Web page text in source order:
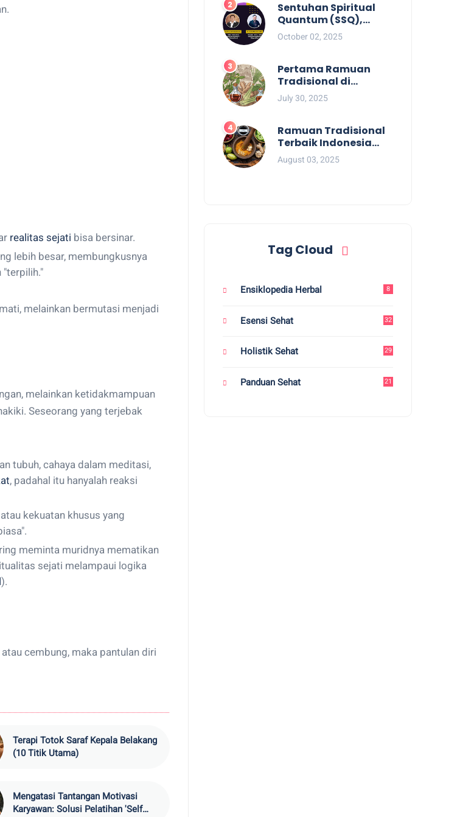
realitas sejati bisa bersinar.
lebih besar, membungkusnya
"terpilih."
melainkan bermutasi menjadi
melainkan ketidakmampuan
Seseorang yang terjebak
tubuh, cahaya dalam meditasi,
, padahal itu hanyalah reaksi
kekuatan khusus yang
meminta muridnya mematikan
sejati melampaui logika
).
cembung, maka pantulan diri
Terapi Totok Saraf Kepala Belakang
(10 Titik Utama)
Mengatasi Tantangan Motivasi
Karyawan: Solusi Pelatihan 'Self
Sentuhan Spiritual
Quantum (SSQ),
Revolusi Pengobatan
Tanpa Obat
October 02, 2025
Pertama Ramuan
Tradisional di
Indonesia: Jejak
Leluhur dalam
July 30, 2025
Ramuan Tradisional
Terbaik Indonesia
untuk Kolesterol:
Solusi Alami Warisan
August 03, 2025
Tag Cloud
Ensiklopedia Herbal 8
Esensi Sehat 32
Holistik Sehat 29
Panduan Sehat 21